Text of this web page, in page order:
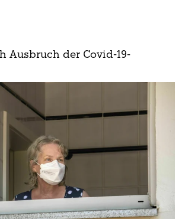
Ausbruch der Covid-19-